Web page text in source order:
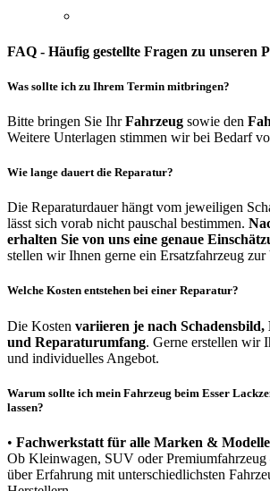
FAQ - Häufig gestellte Fragen zu unseren
Was sollte ich zu Ihrem Termin mitbringen?
Bitte bringen Sie IhrFahrzeug sowie den
Weitere Unterlagen stimmen wir bei Bedarf
Wie lange dauert die Reparatur?
Die Reparaturdauer hängt vom jeweiligen
lässt sich vorab nicht pauschal bestimmen.
erhalten Sie von uns eine genaue
stellen wir Ihnen gerne ein Ersatzfahrzeug zur
Welche Kosten entstehen bei einer Reparatur?
Die Kosten variieren je nach Schadensbild,
und Reparaturumfang. Gerne erstellen wir
und individuelles Angebot.
Warum sollte ich mein Fahrzeug beim Esser
lassen?
• Fachwerkstatt für alle Marken & Modelle
Ob Kleinwagen, SUV oder Premiumfahrzeug
über Erfahrung mit unterschiedlichsten